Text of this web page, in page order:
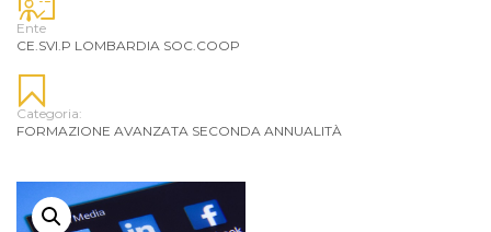
Ente
CE.SVI.P LOMBARDIA SOC.COOP
Categoria:
FORMAZIONE AVANZATA SECONDA ANNUALITÀ